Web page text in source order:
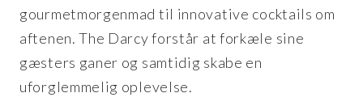
gourmetmorgenmad til innovative cocktails om
aftenen. The Darcy forstår at forkæle sine
gæsters ganer og samtidig skabe en
uforglemmelig oplevelse.